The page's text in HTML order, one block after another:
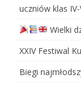
uczniów klas IV-
Wielki
XXIV Festiwal
Biegi